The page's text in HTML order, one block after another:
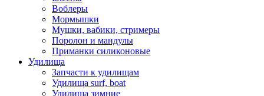
Воблеры
Мормышки
Мушки, вабики, стримеры
Поролон и мандулы
Приманки силиконовые
Удилища
Запчасти к удилищам
Удилища surf, boat
Удилища зимние